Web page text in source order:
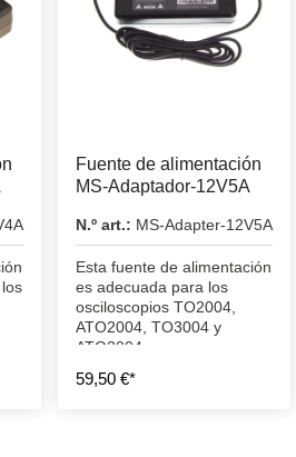
Fuente de alimentación
MS-Adaptador-12V5A
N.º art.: MS-Adapter-12V5A
Esta fuente de alimentación
es adecuada para los
osciloscopios TO2004,
ATO2004, TO3004 y
ATO3004.
59,50 €*